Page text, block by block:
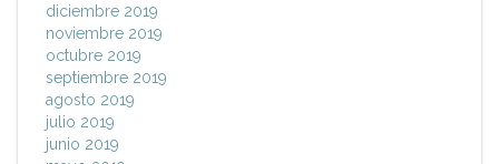
diciembre 2019
noviembre 2019
octubre 2019
septiembre 2019
agosto 2019
julio 2019
junio 2019